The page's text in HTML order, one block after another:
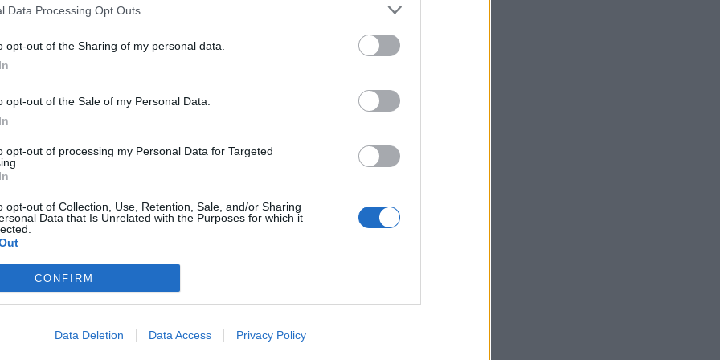
Data Processing Opt Outs
opt-out of the Sharing of my personal data.
opt-out of the Sale of my Personal Data.
opt-out of processing my Personal Data for Targeted
opt-out of Collection, Use, Retention, Sale, and/or Sharing
Data that Is Unrelated with the Purposes for which it
CONFIRM
Data Deletion Data Access Privacy Policy
φέρεται να εμπλέκεται σε τρεις
αφαιρώντας μπόιλερ νερού συνολικής αξίας
αποκομίζοντας παράνομο
Κατά τη διάρκεια έρευνας στην οικία του,
δύο φυσίγγια, ενώ σε εγκαταστάσεις της
αφαιρεθέντα μπόιλερ, το οποίο επίσης
εξέλιξη και διενεργείται από το Β’